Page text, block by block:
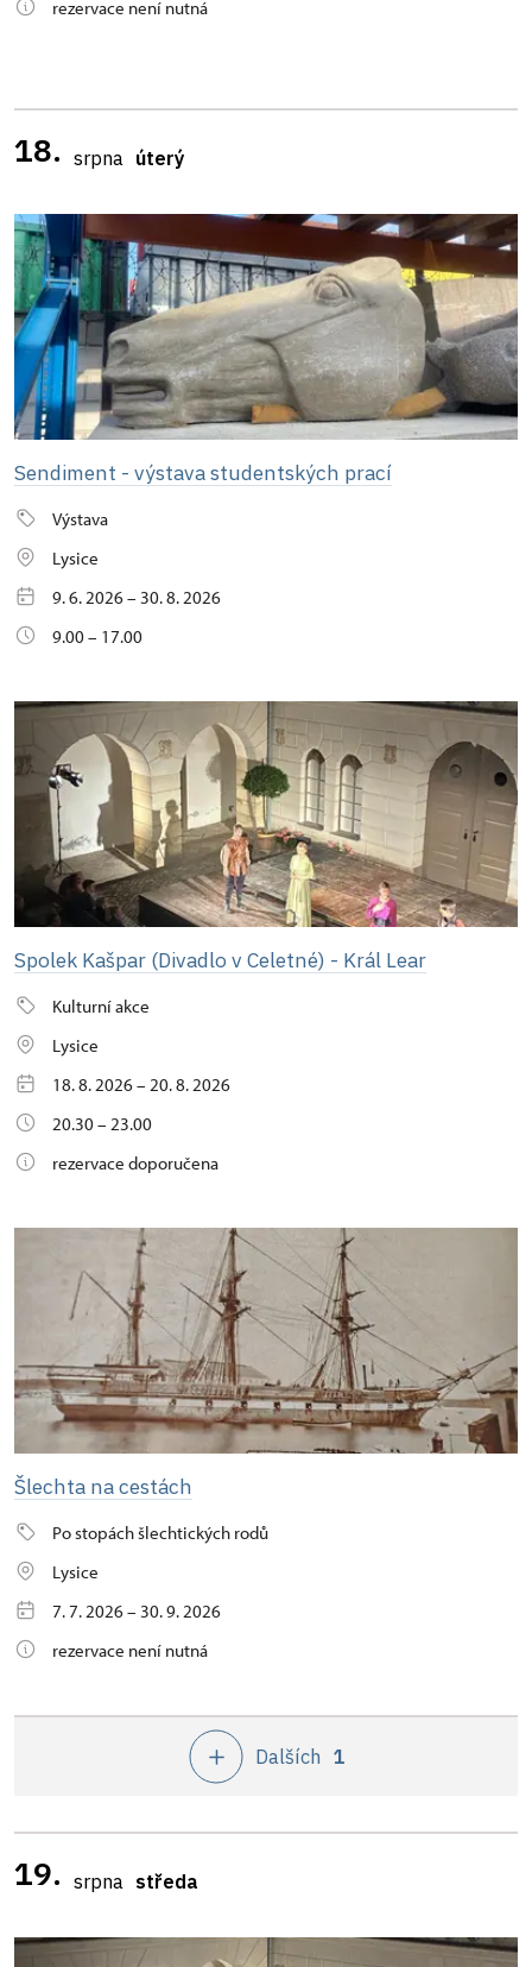
rezervace není nutná
18. srpna úterý
Sendiment - výstava studentských prací
Výstava
Lysice
9. 6. 2026 – 30. 8. 2026
9.00 – 17.00
Spolek Kašpar (Divadlo v Celetné) - Král Lear
Kulturní akce
Lysice
18. 8. 2026 – 20. 8. 2026
20.30 – 23.00
rezervace doporučena
Šlechta na cestách
Po stopách šlechtických rodů
Lysice
7. 7. 2026 – 30. 9. 2026
rezervace není nutná
Dalších 1
19. srpna středa